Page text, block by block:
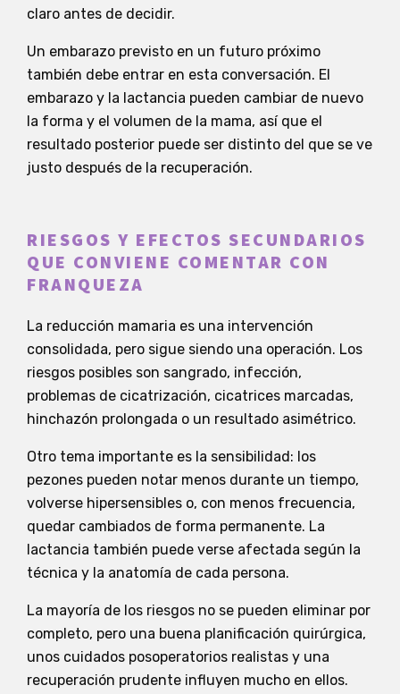
claro antes de decidir.
Un embarazo previsto en un futuro próximo
también debe entrar en esta conversación. El
embarazo y la lactancia pueden cambiar de nuevo
la forma y el volumen de la mama, así que el
resultado posterior puede ser distinto del que se ve
justo después de la recuperación.
RIESGOS Y EFECTOS SECUNDARIOS
QUE CONVIENE COMENTAR CON
FRANQUEZA
La reducción mamaria es una intervención
consolidada, pero sigue siendo una operación. Los
riesgos posibles son sangrado, infección,
problemas de cicatrización, cicatrices marcadas,
hinchazón prolongada o un resultado asimétrico.
Otro tema importante es la sensibilidad: los
pezones pueden notar menos durante un tiempo,
volverse hipersensibles o, con menos frecuencia,
quedar cambiados de forma permanente. La
lactancia también puede verse afectada según la
técnica y la anatomía de cada persona.
La mayoría de los riesgos no se pueden eliminar por
completo, pero una buena planificación quirúrgica,
unos cuidados posoperatorios realistas y una
recuperación prudente influyen mucho en ellos.